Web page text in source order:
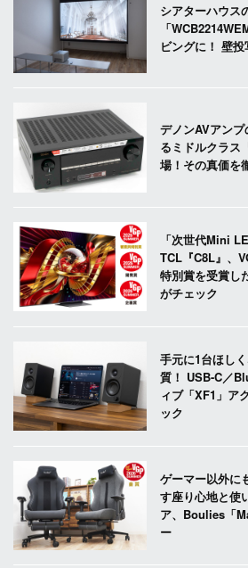
シアターハウス
「
ビングに！ 壁
デノンAVアン
るミドルクラス
場！その真価を
「次世代Mini
TCL『C8L』、
特別賞を受賞し
がチェック
手元に1台ほし
質！ USB-C／
ィブ「XF1」ア
ック
ゲーマー以外に
す座り心地と使
ア、Boulies「
ー